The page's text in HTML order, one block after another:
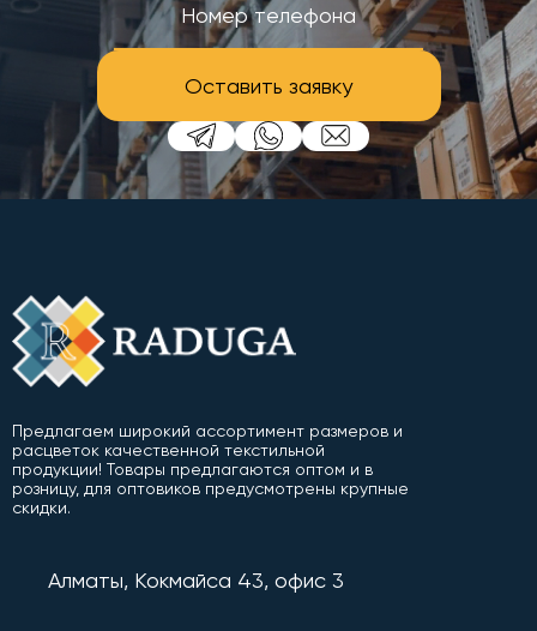
Оставить заявку
Предлагаем широкий ассортимент размеров и
расцветок качественной текстильной
продукции! Товары предлагаются оптом и в
розницу, для оптовиков предусмотрены крупные
скидки.
Алматы, Кокмайса 43, офис 3